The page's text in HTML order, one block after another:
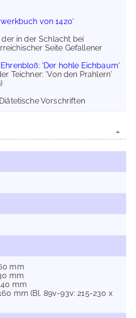
von 1420'
der in der Schlacht bei
Seite Gefallener
: 'Der hohle Eichbaum'
Teichner: 'Von den Prahlern'
Vorschriften
mm
mm
mm
mm (Bl. 89v-93v: 215-230 x